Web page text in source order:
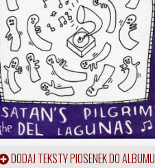
DODAJ TEKSTY PIOSENEK DO ALBUMU